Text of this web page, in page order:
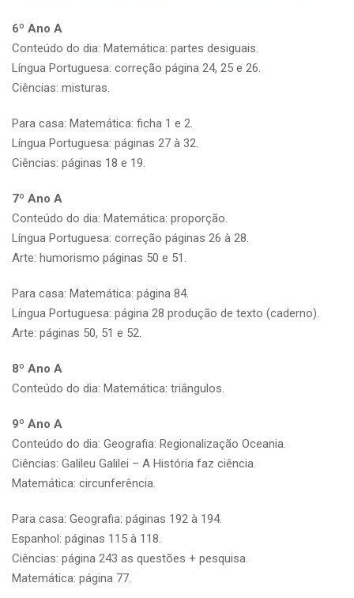
6º Ano A
Conteúdo do dia: Matemática: partes desiguais.
Língua Portuguesa: correção página 24, 25 e 26.
Ciências: misturas.
Para casa: Matemática: ficha 1 e 2.
Língua Portuguesa: páginas 27 à 32.
Ciências: páginas 18 e 19.
7º Ano A
Conteúdo do dia: Matemática: proporção.
Língua Portuguesa: correção páginas 26 à 28.
Arte: humorismo páginas 50 e 51.
Para casa: Matemática: página 84.
Língua Portuguesa: página 28 produção de texto (caderno).
Arte: páginas 50, 51 e 52.
8º Ano A
Conteúdo do dia: Matemática: triângulos.
9º Ano A
Conteúdo do dia: Geografia: Regionalização Oceania.
Ciências: Galileu Galilei – A História faz ciência.
Matemática: circunferência.
Para casa: Geografia: páginas 192 à 194.
Espanhol: páginas 115 à 118.
Ciências: página 243 as questões + pesquisa.
Matemática: página 77.